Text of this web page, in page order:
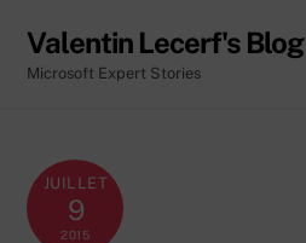
content
Valentin Lecerf's Blog
Microsoft Expert Stories
JUILLET
9
2015